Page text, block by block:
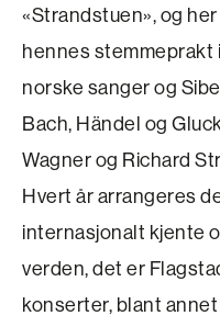
«Strandstuen», og
hennes stemmeprakt
norske sanger og
Bach, Händel og
Wagner og Richard
Hvert år arrangeres
internasjonalt kjente
verden, det er
konserter, blant